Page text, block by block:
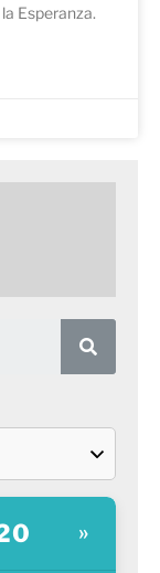
Esperanza.
»